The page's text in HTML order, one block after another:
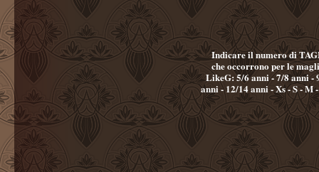
Indicare il numero di
che occorrono per le
LikeG: 5/6 anni - 7/8 anni - 9/11
anni - 12/14 anni - Xs - S - M